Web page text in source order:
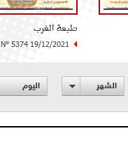
طبعة الغرب
N° 5374 19/12/2021
الشهر اليوم